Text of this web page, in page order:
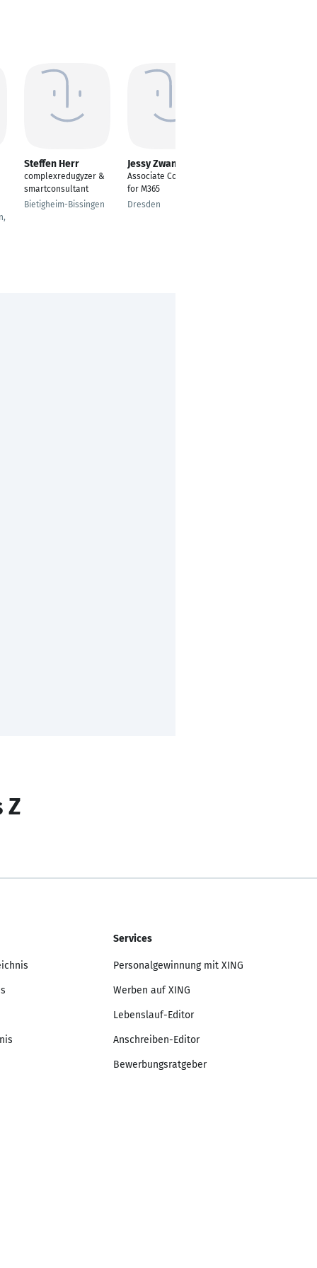
Steffen Herr
complexredugyzer &
smartconsultant
Bietigheim-Bissingen
Jessy Zwanzig
Associate Consultant
for M365
Dresden
Z
Services
Personalgewinnung mit XING
Werben auf XING
Lebenslauf-Editor
Anschreiben-Editor
Bewerbungsratgeber